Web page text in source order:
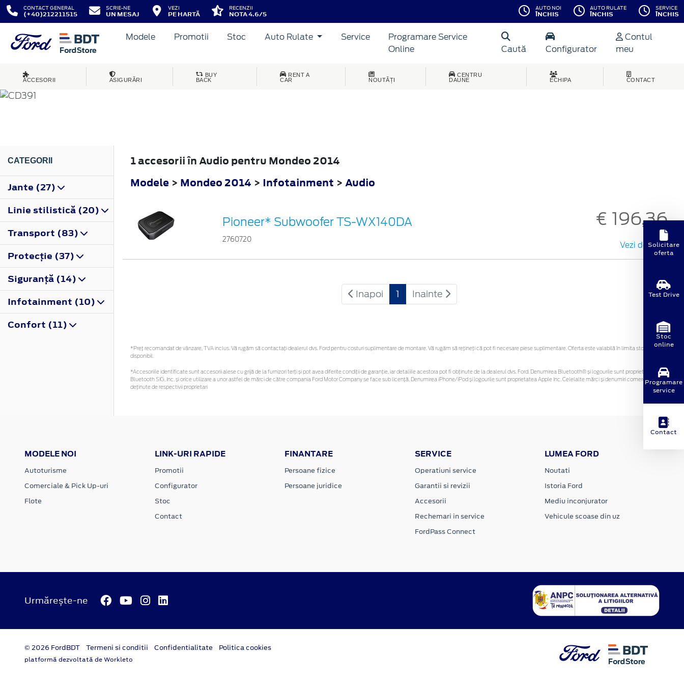
CONTACT GENERAL
(+40)212211515
SCRIE-NE
UN MESAJ
VEZI
PE HARTĂ
RECENZII
NOTA 4.6/5
AUTO NOI
ÎNCHIS
AUTO RULATE
ÎNCHIS
SERVICE
ÎNCHIS
Modele Promotii Stoc Auto Rulate Service
Programare Service
Online
Caută Configurator
Contul
meu
ACCESORII ASIGURĂRI
BUY
BACK
RENT A
CAR
NOUTĂȚI
CENTRU
DAUNE
ECHIPA CONTACT
MONDEO
CATEGORII
Jante (27)
Linie stilistică (20)
Transport (83)
Protecţie (37)
Siguranţă (14)
Infotainment (10)
Confort (11)
1 accesorii în Audio pentru Mondeo 2014
Modele > Mondeo 2014 > Infotainment > Audio
Pioneer* Subwoofer TS-WX140DA
2760720
€ 196,36
Vezi detalii
Inapoi 1 Inainte
*Preţ recomandat de vânzare, TVA inclus. Vă rugăm să contactaţi dealerul dvs. Ford pentru costuri suplimentare de montare. Vă rugăm să rețineți că pot fi necesare piese suplimentare. Oferta este valabilă în limita stocului
disponibil.
*Accesoriile identificate sunt accesorii alese cu grijă de la furnizori terți și pot avea diferite condiții de garanție, iar detaliile acestora pot fi obținute de la dealerul dvs. Ford. Denumirea Bluetooth® și logourile sunt proprietatea
Bluetooth SIG, Inc. și orice utilizare a unor astfel de mărci de către compania Ford Motor Company se face sub licență. Denumirea iPhone/iPod și logourile sunt proprietatea Apple Inc. Celelalte mărci și denumiri comerciale sunt
deținute de respectivii proprietari
MODELE NOI
Autoturisme
Comerciale & Pick Up-uri
Flote
LINK-URI RAPIDE
Promotii
Configurator
Stoc
Contact
FINANTARE
Persoane fizice
Persoane juridice
SERVICE
Operatiuni service
Garantii si revizii
Accesorii
Rechemari in service
FordPass Connect
LUMEA FORD
Noutati
Istoria Ford
Mediu inconjurator
Vehicule scoase din uz
Urmărește-ne
© 2026 FordBDT Termeni si conditii Confidentialitate Politica cookies
platformă dezvoltată de Workleto
Solicitare
oferta
Test Drive
Stoc
online
Programare
service
Contact